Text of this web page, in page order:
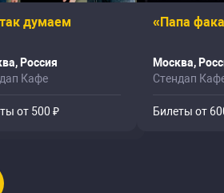
думаем
Россия
Кафе
от 500 ₽
«Папа
Москва,
Стендап
Билеты от